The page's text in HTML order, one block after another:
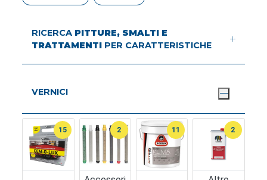
RICERCA PITTURE, SMALTI E
TRATTAMENTI PER CARATTERISTICHE
VERNICI
15 2 11 2